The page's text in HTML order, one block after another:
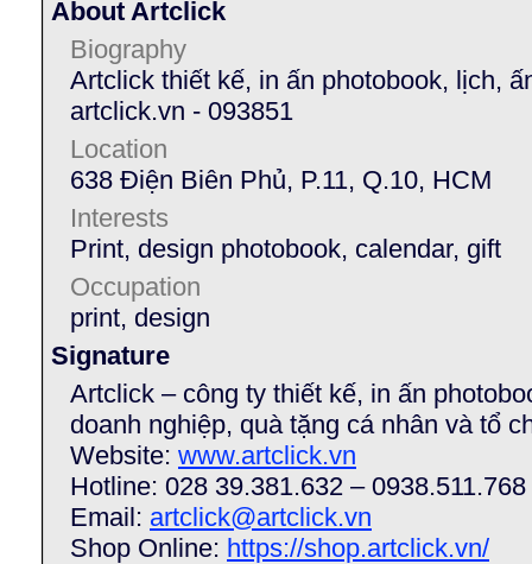
About Artclick
Biography
Artclick thiết kế, in ấn photobook, lịch,
artclick.vn - 093851
Location
638 Điện Biên Phủ, P.11, Q.10, HCM
Interests
Print, design photobook, calendar, gift
Occupation
print, design
Signature
Artclick – công ty thiết kế, in ấn
doanh nghiệp, quà tặng cá nhân và tổ
Website: www.artclick.vn
Hotline: 028 39.381.632 – 0938.511.768
Email: artclick@artclick.vn
Shop Online: https://shop.artclick.vn/